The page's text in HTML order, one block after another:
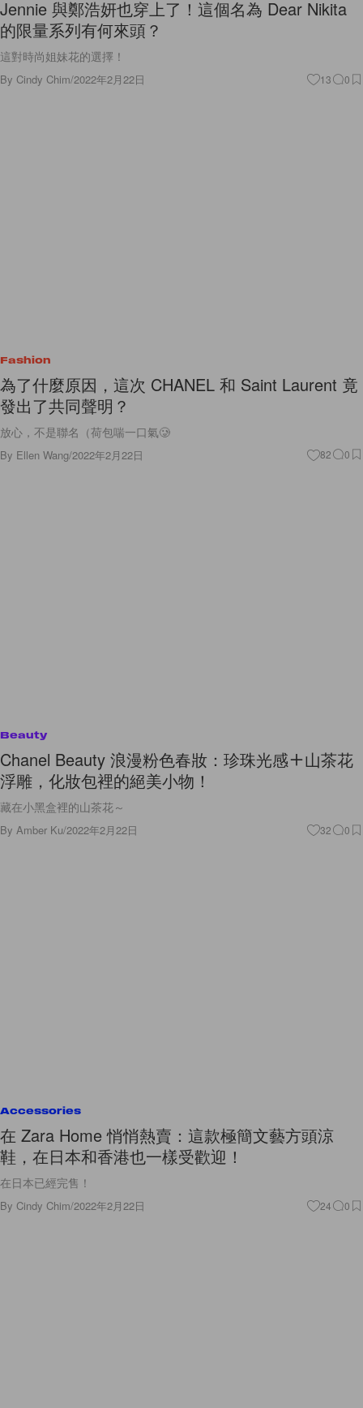
Jennie 與鄭浩妍也穿上了！這個名為 Dear Nikita
的限量系列有何來頭？
這對時尚姐妹花的選擇！
By Cindy Chim/2022年2月22日 13 0
Fashion
為了什麼原因，這次 CHANEL 和 Saint Laurent 竟
發出了共同聲明？
放心，不是聯名（荷包喘一口氣🥲
By Ellen Wang/2022年2月22日 82 0
Beauty
Chanel Beauty 浪漫粉色春妝：珍珠光感＋山茶花
浮雕，化妝包裡的絕美小物！
藏在小黑盒裡的山茶花～
By Amber Ku/2022年2月22日 32 0
Accessories
在 Zara Home 悄悄熱賣：這款極簡文藝方頭涼
鞋，在日本和香港也一樣受歡迎！
在日本已經完售！
By Cindy Chim/2022年2月22日 24 0